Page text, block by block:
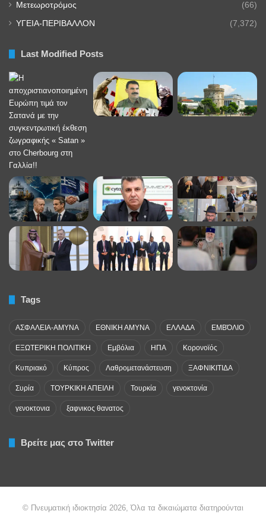
Μετεωροτρόμος (66)
ΥΓΕΙΑ-ΠΕΡΙΒΑΛΛΟΝ (7,372)
Last Modified Posts
Tags
ΑΣΦΑΛΕΙΑ-ΑΜΥΝΑ ΕΘΝΙΚΗ ΑΜΥΝΑ ΕΛΛΑΔΑ ΕΜΒΌΛΙΟ
ΕΞΩΤΕΡΙΚΗ ΠΟΛΙΤΙΚΗ Εμβόλια ΗΠΑ Κορονοϊός
Κυπριακό Κύπρος Λαθρομετανάστευση ΞΑΦΝΙΚΙΤΙΔΑ
Συρία ΤΟΥΡΚΙΚΗ ΑΠΕΙΛΗ Τουρκία γενοκτονία
γενοκτονια ξαφνικος θανατος
Βρείτε μας στο Twitter
© Πνευματική ιδιοκτησία 2026, Όλα τα δικαιώματα διατηρούνται